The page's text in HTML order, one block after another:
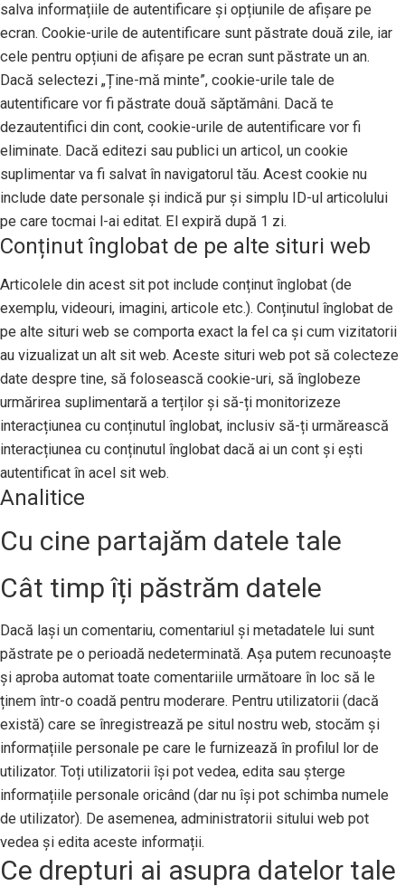
salva informațiile de autentificare și opțiunile de afișare pe
ecran. Cookie-urile de autentificare sunt păstrate două zile, iar
cele pentru opțiuni de afișare pe ecran sunt păstrate un an.
Dacă selectezi „Ține-mă minte”, cookie-urile tale de
autentificare vor fi păstrate două săptămâni. Dacă te
dezautentifici din cont, cookie-urile de autentificare vor fi
eliminate. Dacă editezi sau publici un articol, un cookie
suplimentar va fi salvat în navigatorul tău. Acest cookie nu
include date personale și indică pur și simplu ID-ul articolului
pe care tocmai l-ai editat. El expiră după 1 zi.
Conținut înglobat de pe alte situri web
Articolele din acest sit pot include conținut înglobat (de
exemplu, videouri, imagini, articole etc.). Conținutul înglobat de
pe alte situri web se comporta exact la fel ca și cum vizitatorii
au vizualizat un alt sit web. Aceste situri web pot să colecteze
date despre tine, să folosească cookie-uri, să înglobeze
urmărirea suplimentară a terților și să-ți monitorizeze
interacțiunea cu conținutul înglobat, inclusiv să-ți urmărească
interacțiunea cu conținutul înglobat dacă ai un cont și ești
autentificat în acel sit web.
Analitice
Cu cine partajăm datele tale
Cât timp îți păstrăm datele
Dacă lași un comentariu, comentariul și metadatele lui sunt
păstrate pe o perioadă nedeterminată. Așa putem recunoaște
și aproba automat toate comentariile următoare în loc să le
ținem într-o coadă pentru moderare. Pentru utilizatorii (dacă
există) care se înregistrează pe situl nostru web, stocăm și
informațiile personale pe care le furnizează în profilul lor de
utilizator. Toți utilizatorii își pot vedea, edita sau șterge
informațiile personale oricând (dar nu își pot schimba numele
de utilizator). De asemenea, administratorii sitului web pot
vedea și edita aceste informații.
Ce drepturi ai asupra datelor tale